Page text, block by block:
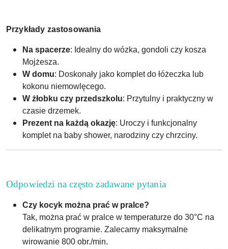
Przykłady zastosowania
Na spacerze: Idealny do wózka, gondoli czy kosza
Mojżesza.
W domu: Doskonały jako komplet do łóżeczka lub
kokonu niemowlęcego.
W żłobku czy przedszkolu: Przytulny i praktyczny w
czasie drzemek.
Prezent na każdą okazję: Uroczy i funkcjonalny
komplet na baby shower, narodziny czy chrzciny.
Odpowiedzi na często zadawane pytania
Czy kocyk można prać w pralce?
Tak, można prać w pralce w temperaturze do 30°C na
delikatnym programie. Zalecamy maksymalne
wirowanie 800 obr./min.